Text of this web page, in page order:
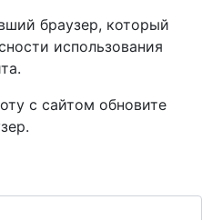
браузер, который
использования
с сайтом обновите